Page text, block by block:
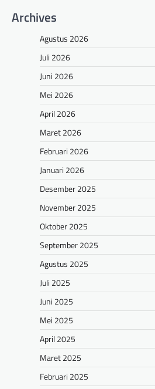
Archives
Agustus 2026
Juli 2026
Juni 2026
Mei 2026
April 2026
Maret 2026
Februari 2026
Januari 2026
Desember 2025
November 2025
Oktober 2025
September 2025
Agustus 2025
Juli 2025
Juni 2025
Mei 2025
April 2025
Maret 2025
Februari 2025